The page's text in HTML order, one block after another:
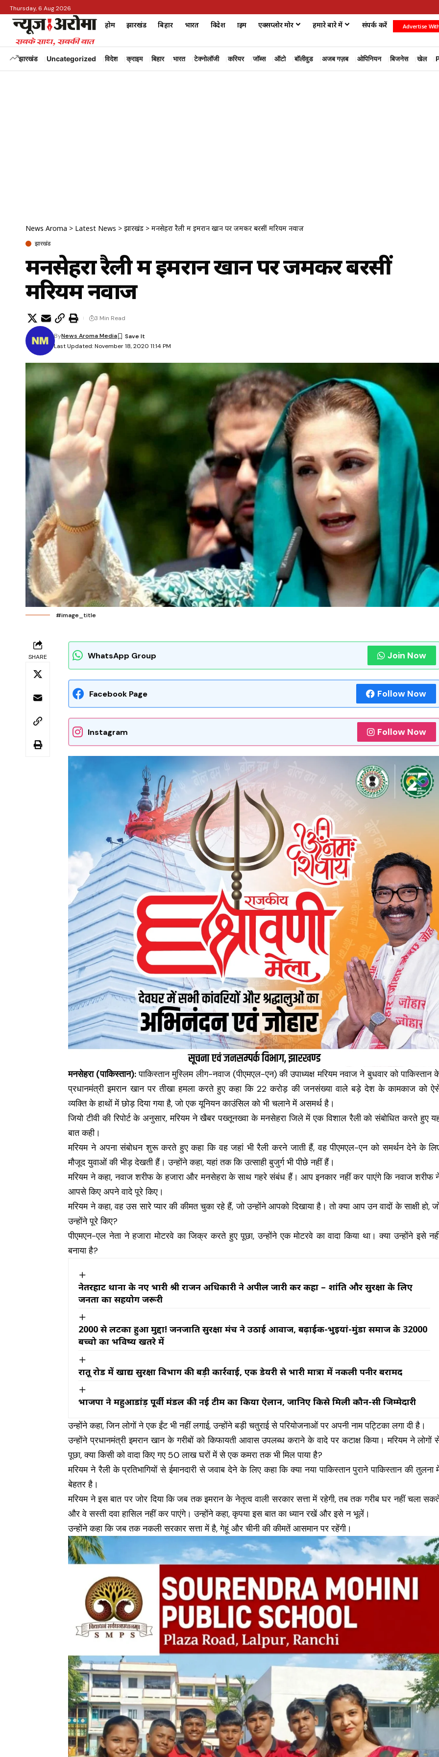
Thursday, 6 Aug 2026
होम झारखंड बिहार भारत विदेश क्राइम एक्सप्लोर मोर हमारे बारे में संपर्क करें Advertise
झारखंड Uncategorized विदेश क्राइम बिहार भारत टेक्नोलॉजी करियर जॉब्स ऑटो बॉलीवुड अजब गज़ब ओपिनियन बिजनेस खेल
News Aroma > Latest News > झारखंड > मनसेहरा रैली में इमरान खान पर जमकर बरसीं मरियम नवाज
झारखंड
मनसेहरा रैली में इमरान खान पर जमकर बरसीं
मरियम नवाज
Last Updated: November 18, 2020 11:14 PM
ByNews Aroma Media
3 Min Read
#image_title
SHARE WhatsApp Group Join Now
Facebook Page Follow Now
Instagram Follow Now
मनसेहरा (पाकिस्तान):पाकिस्तान मुस्लिम लीग-नवाज (पीएमएल-एन) की उपाध्यक्ष मरियम नवाज ने बुधवार को पाकिस्तान
प्रधानमंत्री इमरान खान पर तीखा हमला करते हुए कहा कि 22 करोड़ की जनसंख्या वाले बड़े देश के कामकाज को
व्यक्ति के हाथों में छोड़ दिया गया है, जो एक यूनियन काउंसिल को भी चलाने में असमर्थ है।
जियो टीवी की रिपोर्ट के अनुसार, मरियम ने खैबर पख्तूनख्वा के मनसेहरा जिले में एक विशाल रैली को संबोधित करते हुए
बात कही।
मरियम ने अपना संबोधन शुरू करते हुए कहा कि वह जहां भी रैली करने जाती हैं, वह पीएमएल-एन को समर्थन देने के
मौजूद युवाओं की भीड़ देखती हैं। उन्होंने कहा, यहां तक कि उत्साही बुजुर्ग भी पीछे नहीं हैं।
मरियम ने कहा, नवाज शरीफ के हजारा और मनसेहरा के साथ गहरे संबंध हैं। आप इनकार नहीं कर पाएंगे कि नवाज शरीफ
आपसे किए अपने वादे पूरे किए।
मरियम ने कहा, वह उस सारे प्यार की कीमत चुका रहे हैं, जो उन्होंने आपको दिखाया है। तो क्या आप उन वादों के साक्षी हो,
उन्होंने पूरे किए?
पीएमएन-एल नेता ने हजारा मोटरवे का जिक्र करते हुए पूछा, उन्होंने एक मोटरवे का वादा किया था। क्या उन्होंने इसे
बनाया है?
नेतरहाट थाना के नए प्रभारी श्री राजन अधिकारी ने अपील जारी कर कहा – शांति और सुरक्षा के लिए
जनता का सहयोग जरूरी
2000 से लटका हुआ मुद्दा! जनजाति सुरक्षा मंच ने उठाई आवाज, बढ़ाईक-भुइयां-मुंडा समाज के 32000
बच्चो का भविष्य खतरे में
रातू रोड में खाद्य सुरक्षा विभाग की बड़ी कार्रवाई, एक डेयरी से भारी मात्रा में नकली पनीर बरामद
भाजपा ने महुआडांड़ पूर्वी मंडल की नई टीम का किया ऐलान, जानिए किसे मिली कौन-सी जिम्मेदारी
उन्होंने कहा, जिन लोगों ने एक ईंट भी नहीं लगाई, उन्होंने बड़ी चतुराई से परियोजनाओं पर अपनी नाम पट्टिका लगा दी है।
उन्होंने प्रधानमंत्री इमरान खान के गरीबों को किफायती आवास उपलब्ध कराने के वादे पर कटाक्ष किया। मरियम ने लोगों
पूछा, क्या किसी को वादा किए गए 50 लाख घरों में से एक कमरा तक भी मिल पाया है?
मरियम ने रैली के प्रतिभागियों से ईमानदारी से जवाब देने के लिए कहा कि क्या नया पाकिस्तान पुराने पाकिस्तान की तुलना
बेहतर है।
मरियम ने इस बात पर जोर दिया कि जब तक इमरान के नेतृत्व वाली सरकार सत्ता में रहेगी, तब तक गरीब घर नहीं चला
और वे सस्ती दवा हासिल नहीं कर पाएंगे। उन्होंने कहा, कृपया इस बात का ध्यान रखें और इसे न भूलें।
उन्होंने कहा कि जब तक नकली सरकार सत्ता में है, गेहूं और चीनी की कीमतें आसमान पर रहेंगी।